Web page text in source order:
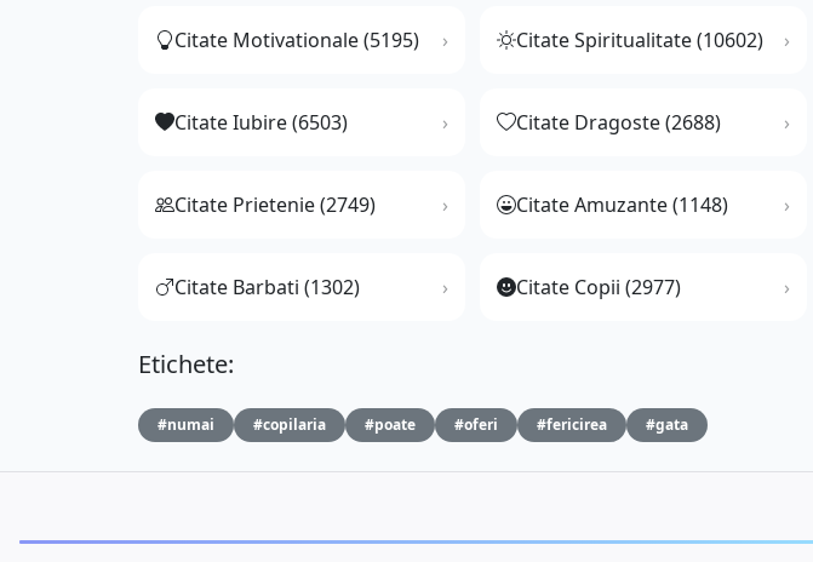
Citate Motivationale (5195) Citate Spiritualitate (10602)
Citate Iubire (6503) Citate Dragoste (2688)
Citate Prietenie (2749) Citate Amuzante (1148)
Citate Barbati (1302) Citate Copii (2977)
Etichete:
#numai #copilaria #poate #oferi #fericirea #gata